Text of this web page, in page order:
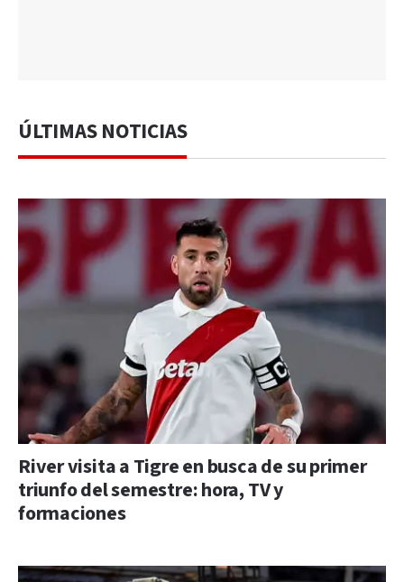
ÚLTIMAS NOTICIAS
River visita a Tigre en busca de su primer
triunfo del semestre: hora, TV y
formaciones